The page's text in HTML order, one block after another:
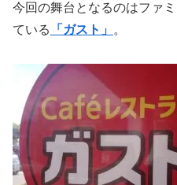
今回の舞台となるのはファ
ている
「ガスト」 。